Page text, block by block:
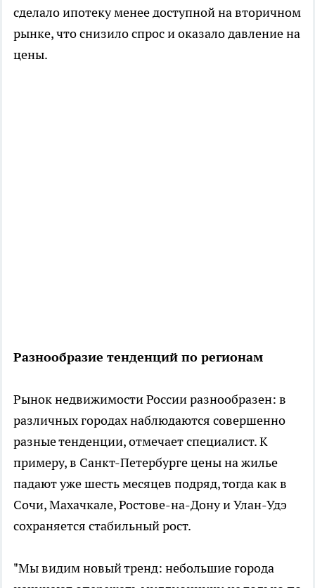
сделало ипотеку менее доступной на вторичном
рынке, что снизило спрос и оказало давление на
цены.
Разнообразие тенденций по регионам
Рынок недвижимости России разнообразен: в
различных городах наблюдаются совершенно
разные тенденции, отмечает специалист. К
примеру, в Санкт-Петербурге цены на жилье
падают уже шесть месяцев подряд, тогда как в
Сочи, Махачкале, Ростове-на-Дону и Улан-Удэ
сохраняется стабильный рост.
"Мы видим новый тренд: небольшие города